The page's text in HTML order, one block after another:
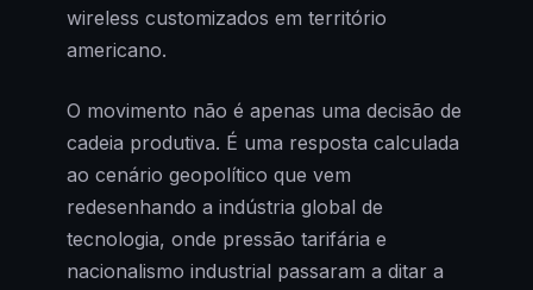
wireless customizados em território
americano.
O movimento não é apenas uma decisão de
cadeia produtiva. É uma resposta calculada
ao cenário geopolítico que vem
redesenhando a indústria global de
tecnologia, onde pressão tarifária e
nacionalismo industrial passaram a ditar a